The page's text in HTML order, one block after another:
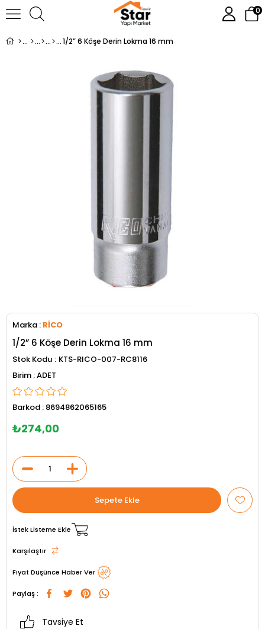
0
1/2” 6 Köşe Derin Lokma 16 mm
Marka : RİCO
1/2” 6 Köşe Derin Lokma 16 mm
Stok Kodu
KTS-RICO-007-RC8116
ADET
Barkod : 8694862065165
₺274,00
İstek Listeme Ekle
Karşılaştır
Fiyat Düşünce Haber Ver
Paylaş :
Tavsiye Et